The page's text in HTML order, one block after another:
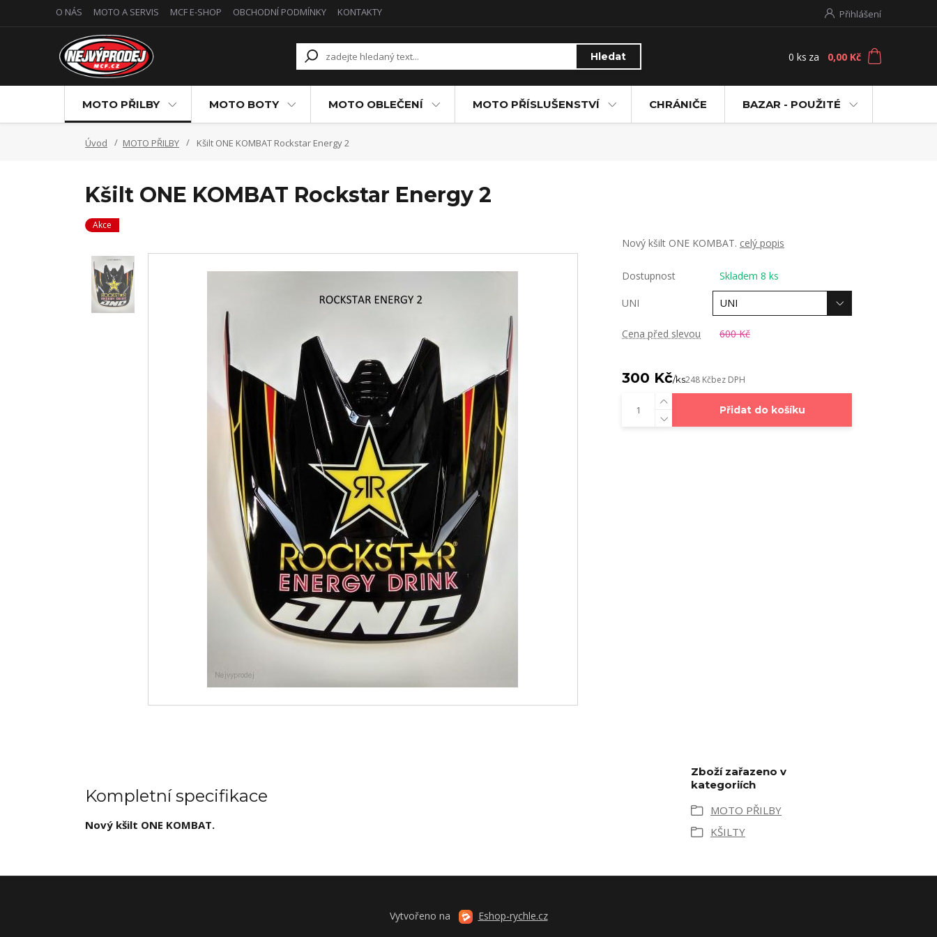
O NÁS MOTO A SERVIS MCF E-SHOP OBCHODNÍ PODMÍNKY KONTAKTY Přihlášení
Hledat 0 ks za 0,00 Kč
MOTO PŘILBY MOTO BOTY MOTO OBLEČENÍ MOTO PŘÍSLUŠENSTVÍ CHRÁNIČE BAZAR - POUŽITÉ
Úvod MOTO PŘILBY Kšilt ONE KOMBAT Rockstar Energy 2
Kšilt ONE KOMBAT Rockstar Energy 2
Akce
Nový kšilt ONE KOMBAT. celý popis
Dostupnost Skladem 8 ks
UNI
Cena před slevou 600 Kč
300 Kč/ks248 Kčbez DPH
Přidat do košíku
Kompletní specifikace
Nový kšilt ONE KOMBAT.
Zboží zařazeno v
kategoriích
MOTO PŘILBY
KŠILTY
Vytvořeno na Eshop-rychle.cz